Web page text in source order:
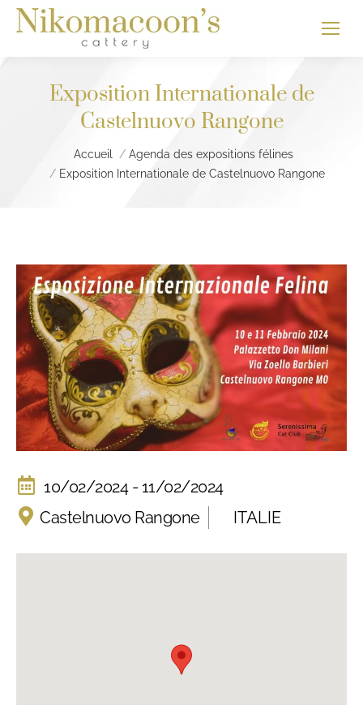
Exposition Internationale de
Castelnuovo Rangone
Vous êtes ici :Accueil
Agenda des expositions félines
Exposition Internationale de Castelnuovo Rangone
10/02/2024 - 11/02/2024
Castelnuovo Rangone
ITALIE